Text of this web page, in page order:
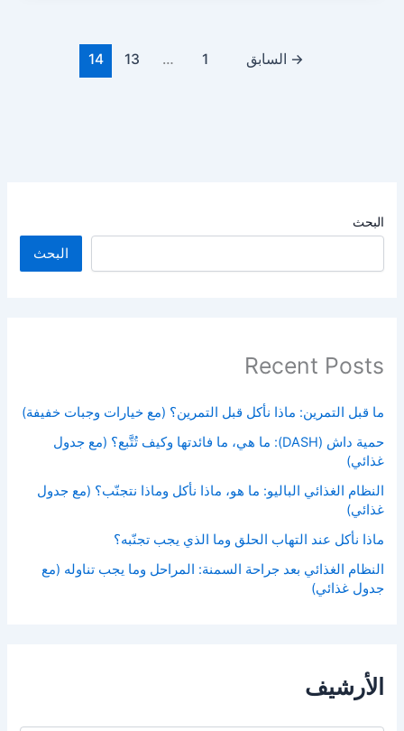
البحث
البحث
Recent Posts
ما قبل التمرين: ماذا نأكل قبل التمرين؟ (مع خيارات وجبات خفيفة)
حمية داش (DASH): ما هي، ما فائدتها وكيف تُتَّبع؟ (مع جدول
غذائي)
النظام الغذائي الباليو: ما هو، ماذا نأكل وماذا نتجنّب؟ (مع جدول
غذائي)
ماذا نأكل عند التهاب الحلق وما الذي يجب تجنّبه؟
النظام الغذائي بعد جراحة السمنة: المراحل وما يجب تناوله (مع
جدول غذائي)
الأرشيف
→ السابق 1
…
13
14